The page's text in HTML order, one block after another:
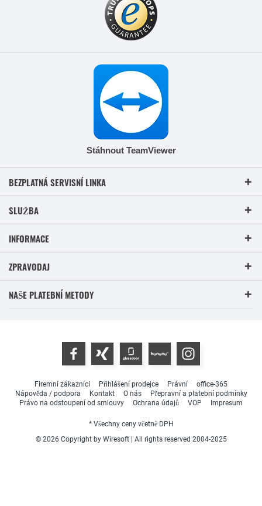
Stáhnout TeamViewer
BEZPLATNÁ SERVISNÍ LINKA
SLUŽBA
INFORMACE
ZPRAVODAJ
NAŠE PLATEBNÍ METODY
Firemní zákazníci Přihlášení prodejce Právní
office-365
Nápověda / podpora
Kontakt O nás
Přepravní a platební podmínky
Právo na odstoupení od smlouvy
Ochrana údajů VOP Impresum
* Všechny ceny včetně DPH
© 2026 Copyright by Wiresoft | All rights reserved 2004-2025